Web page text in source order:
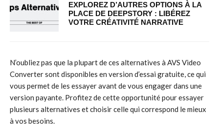
EXPLOREZ D’AUTRES OPTIONS À LA
PLACE DE DEEPSTORY : LIBÉREZ
VOTRE CRÉATIVITÉ NARRATIVE
N’oubliez pas que la plupart de ces alternatives à AVS Video
Converter sont disponibles en version d’essai gratuite, ce qui
vous permet de les essayer avant de vous engager dans une
version payante. Profitez de cette opportunité pour essayer
plusieurs alternatives et choisir celle qui correspond le mieux
à vos besoins.